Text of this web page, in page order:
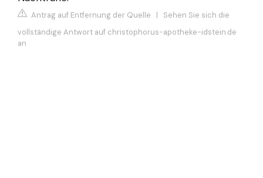
Antrag auf Entfernung der Quelle | Sehen Sie sich die
vollständige Antwort auf christophorus-apotheke-idstein.de
an